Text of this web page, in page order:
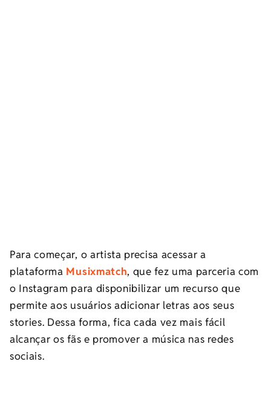
Para começar, o artista precisa acessar a
plataforma Musixmatch, que fez uma parceria com
o Instagram para disponibilizar um recurso que
permite aos usuários adicionar letras aos seus
stories. Dessa forma, fica cada vez mais fácil
alcançar os fãs e promover a música nas redes
sociais.